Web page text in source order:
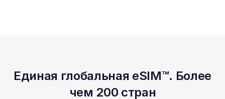
Единая глобальная eSIM™. Более
чем 200 стран